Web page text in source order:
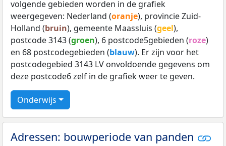
volgende gebieden worden in de grafiek
weergegeven: Nederland (oranje), provincie Zuid-
Holland (bruin), gemeente Maassluis (geel),
postcode 3143 (groen), 6 postcode5gebieden (roze)
en 68 postcodegebieden (blauw). Er zijn voor het
postcodegebied 3143 LV onvoldoende gegevens om
deze postcode6 zelf in de grafiek weer te geven.
Onderwijs
Adressen: bouwperiode van panden